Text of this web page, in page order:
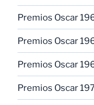
Premios Oscar
Premios Oscar
Premios Oscar
Premios Oscar